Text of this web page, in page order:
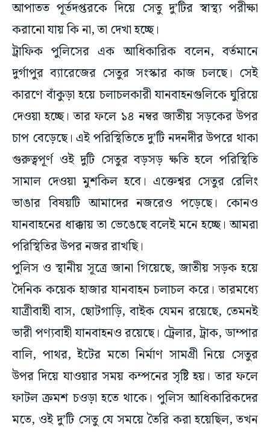
করানো যায় কি না, তা দেখা হচ্ছে।
ট্রাফিক পুলিসের এক আধিকারিক বলেন, বর্তমানে
দুর্গাপুর ব্যারেজের সেতুর সংস্কার কাজ চলছে। সেই
কারণে বাঁকুড়া হয়ে চলাচলকারী যানবাহনগুলিকে ঘুরিয়ে
দেওয়া হচ্ছে। তার ফলে ১৪ নম্বর জাতীয় সড়কের উপর
চাপ বেড়েছে। এই পরিস্থিতিতে দু’টি নদনদীর উপরে থাকা
গুরুত্বপূর্ণ ওই দুটি সেতুর বড়সড় ক্ষতি হলে পরিস্থিতি
সামাল দেওয়া মুশকিল হবে। এক্তেশ্বর সেতুর রেলিং
ভাঙার বিষয়টি আমাদের নজরেও পড়েছে। কোনও
যানবাহনের ধাক্কায় তা ভেঙেছে বলেই মনে হচ্ছে। আমরা
পরিস্থিতির উপর নজর রাখছি।
পুলিস ও স্থানীয় সূত্রে জানা গিয়েছে, জাতীয় সড়ক হয়ে
দৈনিক কয়েক হাজার যানবাহন চলাচল করে। তারমধ্যে
যাত্রীবাহী বাস, ছোটগাড়ি, বাইক যেমন রয়েছে, তেমনই
ভারী পণ্যবাহী যানবাহনও রয়েছে। ট্রেলার, ট্রাক, ডাম্পার
বালি, পাথর, ইটের মতো নির্মাণ সামগ্রী নিয়ে সেতুর
উপর দিয়ে যাওয়ার সময় কম্পনের সৃষ্টি হয়। তার ফলে
ফাটল ক্রমশ চওড়া হতে থাকে। পুলিস আধিকারিকদের
মতে, ওই দু’টি সেতু যে সময়ে তৈরি করা হয়েছিল, তখন
যানবাহনের ধরন আলাদা ছিল। বর্তমানে ১০-১২ চাকার